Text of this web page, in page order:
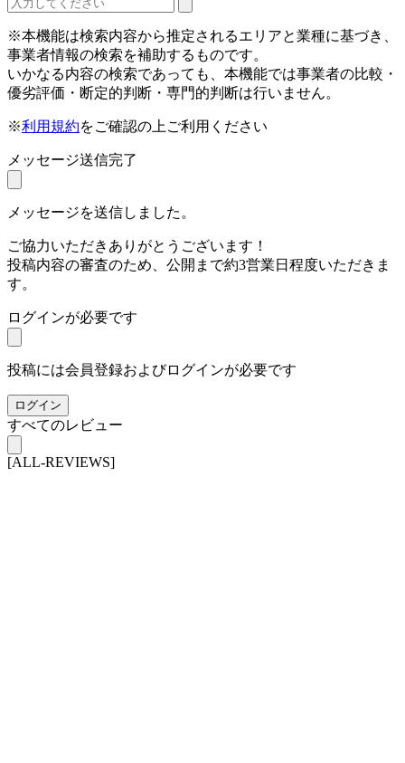
※本機能は検索内容から推定されるエリアと業種に基づき、
事業者情報の検索を補助するものです。
いかなる内容の検索であっても、本機能では事業者の比較・
優劣評価・断定的判断・専門的判断は行いません。
※利用規約をご確認の上ご利用ください
メッセージ送信完了
メッセージを送信しました。
ご協力いただきありがとうございます！
投稿内容の審査のため、公開まで約3営業日程度いただきま
す。
ログインが必要です
投稿には会員登録およびログインが必要です
ログイン
すべてのレビュー
[ALL-REVIEWS]